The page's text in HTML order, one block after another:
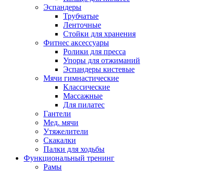
Эспандеры
Трубчатые
Ленточные
Стойки для хранения
Фитнес аксессуары
Ролики для пресса
Упоры для отжиманий
Эспандеры кистевые
Мячи гимнастические
Классические
Массажные
Для пилатес
Гантели
Мед. мячи
Утяжелители
Скакалки
Палки для ходьбы
Функциональный тренинг
Рамы